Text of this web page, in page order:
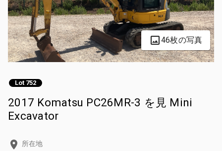
46枚の写真
Lot 752
2017 Komatsu PC26MR-3 を見 Mini
Excavator
所在地